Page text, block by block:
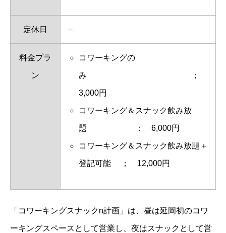
定休日 –
料金プラ
ン
コワーキングの
み ；
3,000円
コワーキング＆スナック飲み放
題 ； 6,000円
コワーキング＆スナック飲み放題＋
登記可能 ； 12,000円
「コワーキングスナックn計画」は、昼は延岡初のコワ
ーキングスペースとして営業し、夜はスナックとして営